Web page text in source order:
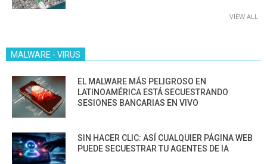
VIEW ALL
MALWARE - VIRUS
EL MALWARE MÁS PELIGROSO EN
LATINOAMÉRICA ESTÁ SECUESTRANDO
SESIONES BANCARIAS EN VIVO
SIN HACER CLIC: ASÍ CUALQUIER PÁGINA WEB
PUEDE SECUESTRAR TU AGENTES DE IA